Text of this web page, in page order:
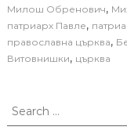
Милош Обренович,
патриарх Павле,
православна църква,
Витовнишки, църква
S